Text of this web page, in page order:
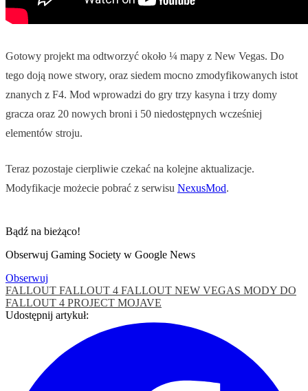
Gotowy projekt ma odtworzyć około ¼ mapy z New Vegas. Do
tego doją nowe stwory, oraz siedem mocno zmodyfikowanych istot
znanych z F4. Mod wprowadzi do gry trzy kasyna i trzy domy
gracza oraz 20 nowych broni i 50 niedostępnych wcześniej
elementów stroju.
Teraz pozostaje cierpliwie czekać na kolejne aktualizacje.
Modyfikacje możecie pobrać z serwisu NexusMod.
Bądź na bieżąco!
Obserwuj Gaming Society w Google News
Obserwuj
FALLOUT FALLOUT 4 FALLOUT NEW VEGAS MODY DO
FALLOUT 4 PROJECT MOJAVE
Udostępnij artykuł: